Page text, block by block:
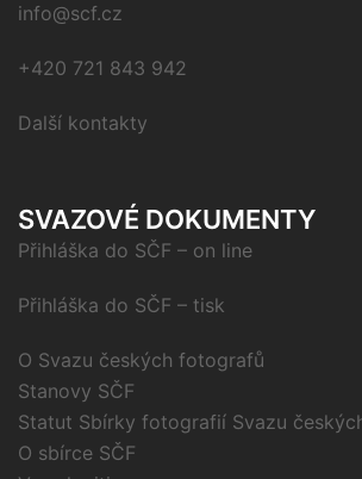
info@scf.cz
+420 721 843 942
Další kontakty
SVAZOVÉ DOKUMENTY
Přihláška do SČF – on line
Přihláška do SČF – tisk
O Svazu českých fotografů
Stanovy SČF
Statut Sbírky fotografií Svazu
O sbírce SČF